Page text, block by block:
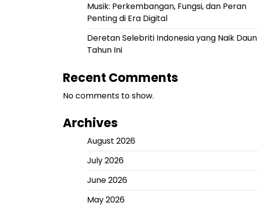
Musik: Perkembangan, Fungsi, dan Peran
Penting di Era Digital
Deretan Selebriti Indonesia yang Naik Daun
Tahun Ini
Recent Comments
No comments to show.
Archives
August 2026
July 2026
June 2026
May 2026